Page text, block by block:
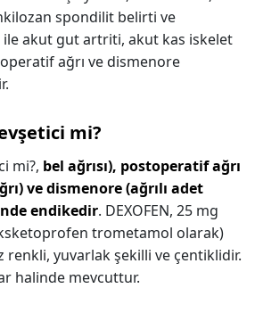
spondilit belirti ve
ile akut gut artriti, akut kas iskelet
ağrı ve dismenore
mi?
mi?, bel ağrısı), postoperatif ağrı
ve dismenore (ağrılı adet
endikedir. DEXOFEN, 25 mg
trometamol olarak)
renkli, yuvarlak şekilli ve çentiklidir.
halinde mevcuttur.